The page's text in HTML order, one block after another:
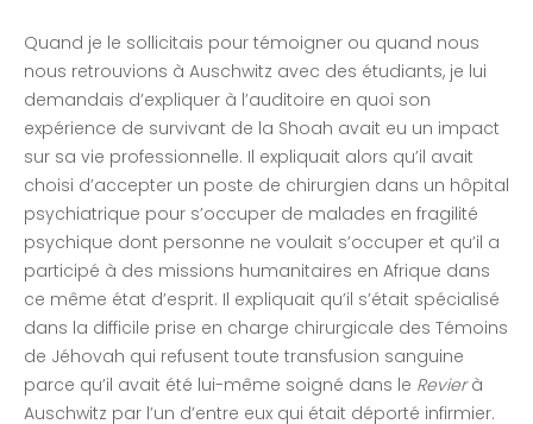
Quand je le sollicitais pour témoigner ou quand nous
nous retrouvions à Auschwitz avec des étudiants, je lui
demandais d’expliquer à l’auditoire en quoi son
expérience de survivant de la Shoah avait eu un impact
sur sa vie professionnelle. Il expliquait alors qu’il avait
choisi d’accepter un poste de chirurgien dans un hôpital
psychiatrique pour s’occuper de malades en fragilité
psychique dont personne ne voulait s’occuper et qu’il a
participé à des missions humanitaires en Afrique dans
ce même état d’esprit. Il expliquait qu’il s’était spécialisé
dans la difficile prise en charge chirurgicale des Témoins
de Jéhovah qui refusent toute transfusion sanguine
parce qu’il avait été lui-même soigné dans le Revierà
Auschwitz par l’un d’entre eux qui était déporté infirmier.